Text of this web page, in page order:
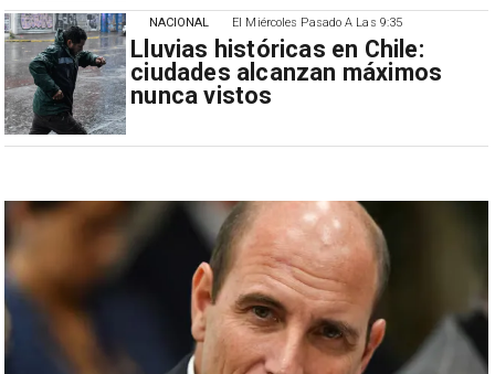
El Miércoles Pasado A Las 9:35
Lluvias históricas en Chile:
ciudades alcanzan máximos
nunca vistos
NACIONAL